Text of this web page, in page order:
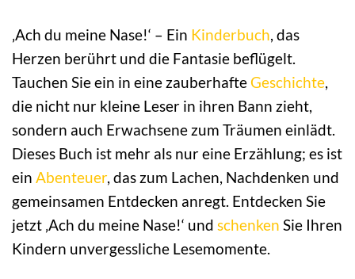
‚Ach du meine Nase!‘ – Ein Kinderbuch , das
Herzen berührt und die Fantasie beflügelt.
Tauchen Sie ein in eine zauberhafteGeschichte
die nicht nur kleine Leser in ihren Bann zieht,
sondern auch Erwachsene zum Träumen einlädt.
Dieses Buch ist mehr als nur eine Erzählung; es ist
ein Abenteuer, das zum Lachen, Nachdenken und
gemeinsamen Entdecken anregt. Entdecken Sie
jetzt ‚Ach du meine Nase!‘ und schenken Sie Ihren
Kindern unvergessliche Lesemomente.